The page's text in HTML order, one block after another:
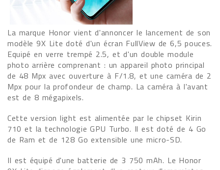
La marque Honor vient d'annoncer le lancement de son
modèle 9X Lite doté d'un écran FullView de 6,5 pouces.
Equipé en verre trempé 2.5, et d'un double module
photo arrière comprenant : un appareil photo principal
de 48 Mpx avec ouverture à F/1.8, et une caméra de 2
Mpx pour la profondeur de champ. La caméra à l'avant
est de 8 mégapixels.
Cette version light est alimentée par le chipset Kirin
710 et la technologie GPU Turbo. Il est doté de 4 Go
de Ram et de 128 Go extensible une micro-SD.
Il est équipé d'une batterie de 3 750 mAh. Le Honor